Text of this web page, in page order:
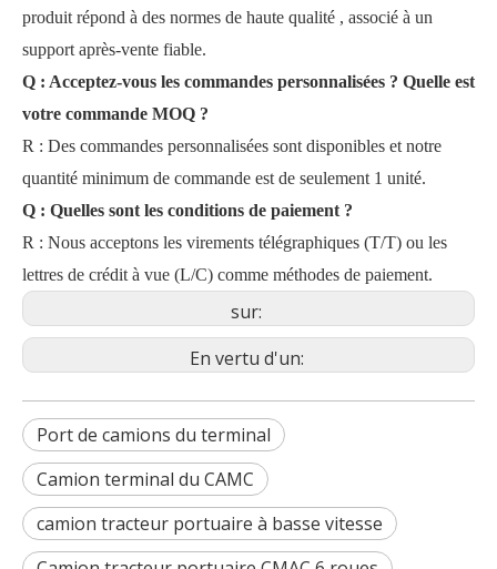
produit répond à des normes de haute qualité , associé à un
support après-vente fiable.
Q : Acceptez-vous les commandes personnalisées ? Quelle est
votre commande MOQ ?
R : Des commandes personnalisées sont disponibles et notre
quantité minimum de commande est de seulement 1 unité.
Q : Quelles sont les conditions de paiement ?
R : Nous acceptons les virements télégraphiques (T/T) ou les
lettres de crédit à vue (L/C) comme méthodes de paiement.
sur:
En vertu d'un:
Port de camions du terminal
Camion terminal du CAMC
camion tracteur portuaire à basse vitesse